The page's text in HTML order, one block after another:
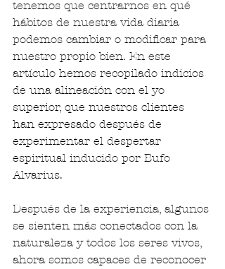
tenemos que centrarnos en qué
hábitos de nuestra vida diaria
podemos cambiar o modificar para
nuestro propio bien. En este
artículo hemos recopilado indicios
de una alineación con el yo
superior, que nuestros clientes
han expresado después de
experimentar el despertar
espiritual inducido por Bufo
Alvarius.
Después de la experiencia, algunos
se sienten más conectados con la
naturaleza y todos los seres vivos,
ahora somos capaces de reconocer